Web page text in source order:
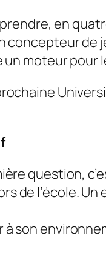
en
concepteur
moteur pour
question,
de l’école.
à son